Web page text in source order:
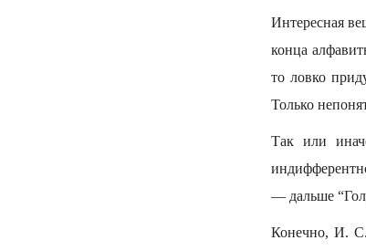
Интересная
конца
то ловко
Только
Так или
— дальше
Конечно, И. С.